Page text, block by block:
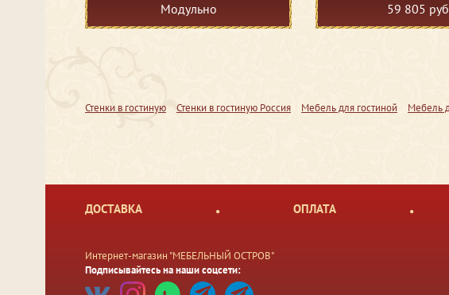
Модульно 59 805
Стенки в гостиную Стенки в гостиную Россия Мебель для гостиной Мебель
ДОСТАВКА ОПЛАТА
Интернет-магазин "МЕБЕЛЬНЫЙ ОСТРОВ"
Подписывайтесь на наши соцсети: